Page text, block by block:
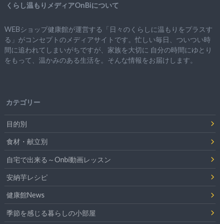
くらし温もりメディアOnBiについて
WEBショップ健康館が運営する「日々のくらしに温もりをプラスす
る」がコンセプトのメディアサイトです。忙しい毎日、ついつい時
間に追われてしまいがちですが、 家族を大切に 自分の時間にゆとり
をもって、 温かみのある生活を。そんな情報をお届けします。
カテゴリー
目的別
食材・献立別
自宅で出来る～Onbi動画レッスン
安納芋レシピ
健康館News
季節を感じる暮らしの小部屋